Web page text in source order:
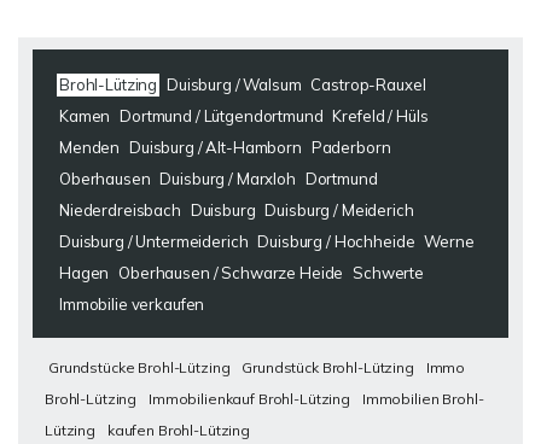
Brohl-Lützing Duisburg / Walsum Castrop-Rauxel
Kamen Dortmund / Lütgendortmund Krefeld / Hüls
Menden Duisburg / Alt-Hamborn Paderborn
Oberhausen Duisburg / Marxloh Dortmund
Niederdreisbach Duisburg Duisburg / Meiderich
Duisburg / Untermeiderich Duisburg / Hochheide Werne
Hagen
Oberhausen / Schwarze Heide
Schwerte
Immobilie verkaufen
Grundstücke Brohl-Lützing Grundstück Brohl-Lützing
Immo
Brohl-Lützing
Immobilienkauf Brohl-Lützing
Immobilien Brohl-
Lützing
kaufen Brohl-Lützing